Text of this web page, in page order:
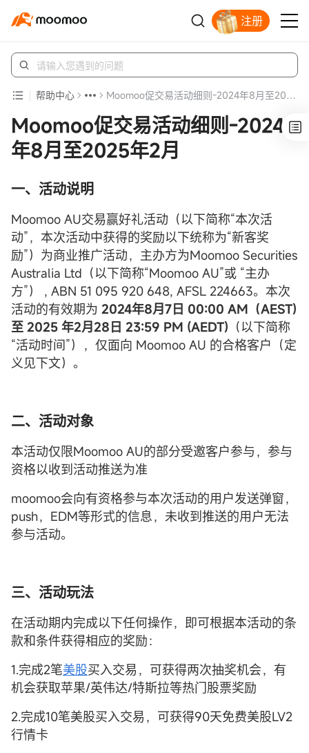
注册
帮助中心 Moomoo促交易活动细则-2024年8月至2025年2月
Moomoo促交易活动细则-2024
年8月至2025年2月
一、活动说明
Moomoo AU交易赢好礼活动（以下简称“本次活
动”，本次活动中获得的奖励以下统称为“新客奖
励”）为商业推广活动，主办方为Moomoo Securities
Australia Ltd（以下简称“Moomoo AU”或 “主办
方”） , ABN 51 095 920 648, AFSL 224663。本次
活动的有效期为 2024年8月7日 00:00 AM（AEST)
至 2025 年2月28日 23:59 PM (AEDT) （以下简称
“活动时间”），仅面向 Moomoo AU 的合格客户（定
义见下文）。
二、 活动对象
本活动仅限Moomoo AU的部分受邀客户参与，参与
资格以收到活动推送为准
moomoo会向有资格参与本次活动的用户发送弹窗，
push，EDM等形式的信息，未收到推送的用户无法
参与活动。
三、活动玩法
在活动期内完成以下任何操作，即可根据本活动的条
款和条件获得相应的奖励：
1.完成2笔美股买入交易，可获得两次抽奖机会，有
机会获取苹果/英伟达/特斯拉等热门股票奖励
2.完成10笔美股买入交易，可获得90天免费美股LV2
行情卡